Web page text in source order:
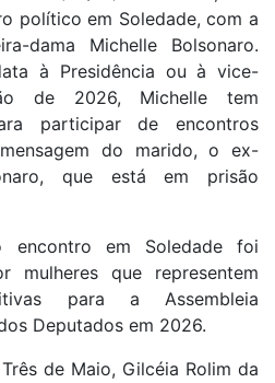
político em Soledade, com a
dama Michelle Bolsonaro.
à Presidência ou à vice-
de 2026, Michelle tem
participar de encontros
do marido, o ex-
que está em prisão
em Soledade foi
mulheres que representem
para a Assembleia
Deputados em 2026.
de Maio, Gilcéia Rolim da